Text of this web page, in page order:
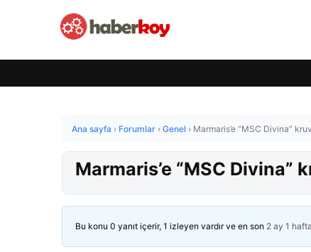
Ana sayfa › Forumlar › Genel › Marmaris’e “MSC Divina”
Marmaris’e “MSC
Bu konu 0 yanıt içerir, 1 izleyen vardır ve en son 2 ay 1